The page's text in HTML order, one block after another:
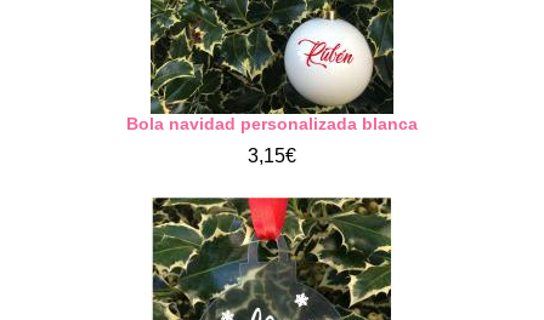
Bola navidad personalizada blanca
3,15€